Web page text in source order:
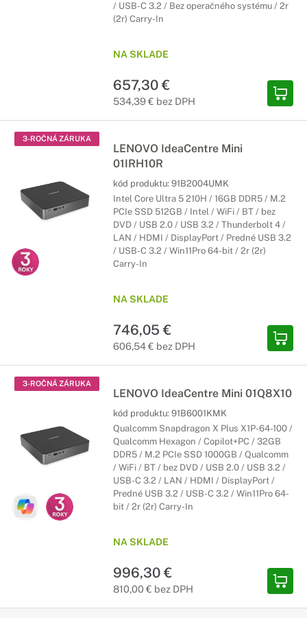
/ USB-C 3.2 / Bez operačného systému / 2r
(2r) Carry-In
NA SKLADE
657,30 €
534,39 € bez DPH
3-ROČNÁ ZÁRUKA
LENOVO IdeaCentre Mini
01IRH10R
kód produktu: 91B2004UMK
Intel Core Ultra 5 210H / 16GB DDR5 / M.2
PCIe SSD 512GB / Intel / WiFi / BT / bez
DVD / USB 2.0 / USB 3.2 / Thunderbolt 4 /
LAN / HDMI / DisplayPort / Predné USB 3.2
/ USB-C 3.2 / Win11Pro 64-bit / 2r (2r)
Carry-In
NA SKLADE
746,05 €
606,54 € bez DPH
3-ROČNÁ ZÁRUKA
LENOVO IdeaCentre Mini 01Q8X10
kód produktu: 91B6001KMK
Qualcomm Snapdragon X Plus X1P-64-100 /
Qualcomm Hexagon / Copilot+PC / 32GB
DDR5 / M.2 PCIe SSD 1000GB / Qualcomm
/ WiFi / BT / bez DVD / USB 2.0 / USB 3.2 /
USB-C 3.2 / LAN / HDMI / DisplayPort /
Predné USB 3.2 / USB-C 3.2 / Win11Pro 64-
bit / 2r (2r) Carry-In
NA SKLADE
996,30 €
810,00 € bez DPH